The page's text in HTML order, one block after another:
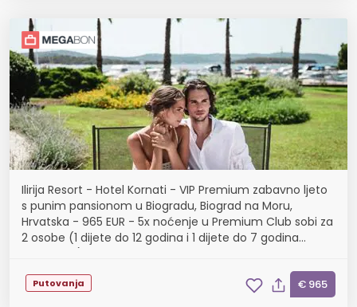
Ilirija Resort - Hotel Kornati - VIP Premium zabavno ljeto
s punim pansionom u Biogradu, Biograd na Moru,
Hrvatska - 965 EUR - 5x noćenje u Premium Club sobi za
2 osobe (1 dijete do 12 godina i 1 dijete do 7 godina
Putovanja € 965